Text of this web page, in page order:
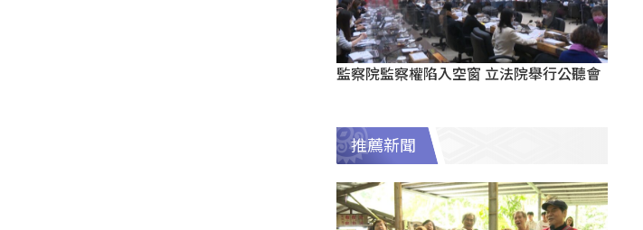
監察院監察權陷入空窗 立法院舉行公聽會
推薦新聞